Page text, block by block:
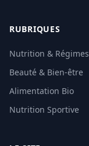
RUBRIQUES
Nutrition & Régimes
Beauté & Bien-être
Alimentation Bio
Nutrition Sportive